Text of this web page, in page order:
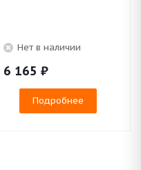
Нет в наличии
6 165 ₽
Подробнее